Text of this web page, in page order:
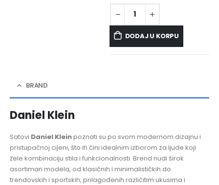
DODAJ U KORPU
BRAND
Daniel Klein
Satovi Daniel Kleinpoznati su po svom modernom dizajnu i
pristupačnoj cijeni, što ih čini idealnim izborom za ljude koji
žele kombinaciju stila i funkcionalnosti. Brend nudi širok
asortiman modela, od klasičnih i minimalističkih do
trendovskih i sportskih, prilagođenih različitim ukusima i